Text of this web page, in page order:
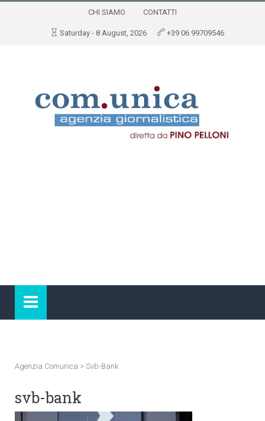
CHI SIAMO CONTATTI
Saturday - 8 August, 2026 +39 06 99709546
Agenzia Comunica > Svb-Bank
svb-bank